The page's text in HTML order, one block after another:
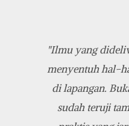
"Ilmu yang
menyentuh hal-
di lapangan.
sudah teruji